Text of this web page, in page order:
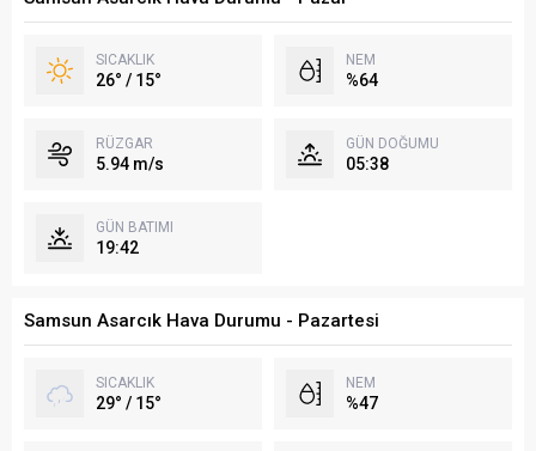
SICAKLIK
26° / 15°
NEM
%64
RÜZGAR
5.94 m/s
GÜN DOĞUMU
05:38
GÜN BATIMI
19:42
Samsun Asarcık Hava Durumu - Pazartesi
SICAKLIK
29° / 15°
NEM
%47